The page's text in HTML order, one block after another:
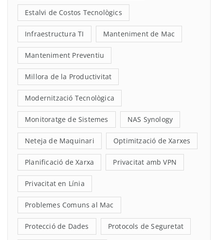
Estalvi de Costos Tecnològics
Infraestructura TI Manteniment de Mac
Manteniment Preventiu
Millora de la Productivitat
Modernització Tecnològica
Monitoratge de Sistemes NAS Synology
Neteja de Maquinari Optimització de Xarxes
Planificació de Xarxa Privacitat amb VPN
Privacitat en Línia
Problemes Comuns al Mac
Protecció de Dades Protocols de Seguretat